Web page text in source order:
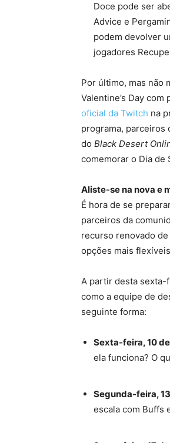
Doce pode ser
Advice e
podem devolver
jogadores
Por último, mas não
Valentine’s Day
oficial da Twitch na
programa, parceiros
do Black Desert
comemorar o Dia de
Aliste-se na nova e
É hora de se
parceiros da
recurso renovado de
opções mais
A partir desta sexta-
como a equipe de
seguinte forma:
Sexta-feira, 10
ela funciona? O
Segunda-feira,
escala com Buffs